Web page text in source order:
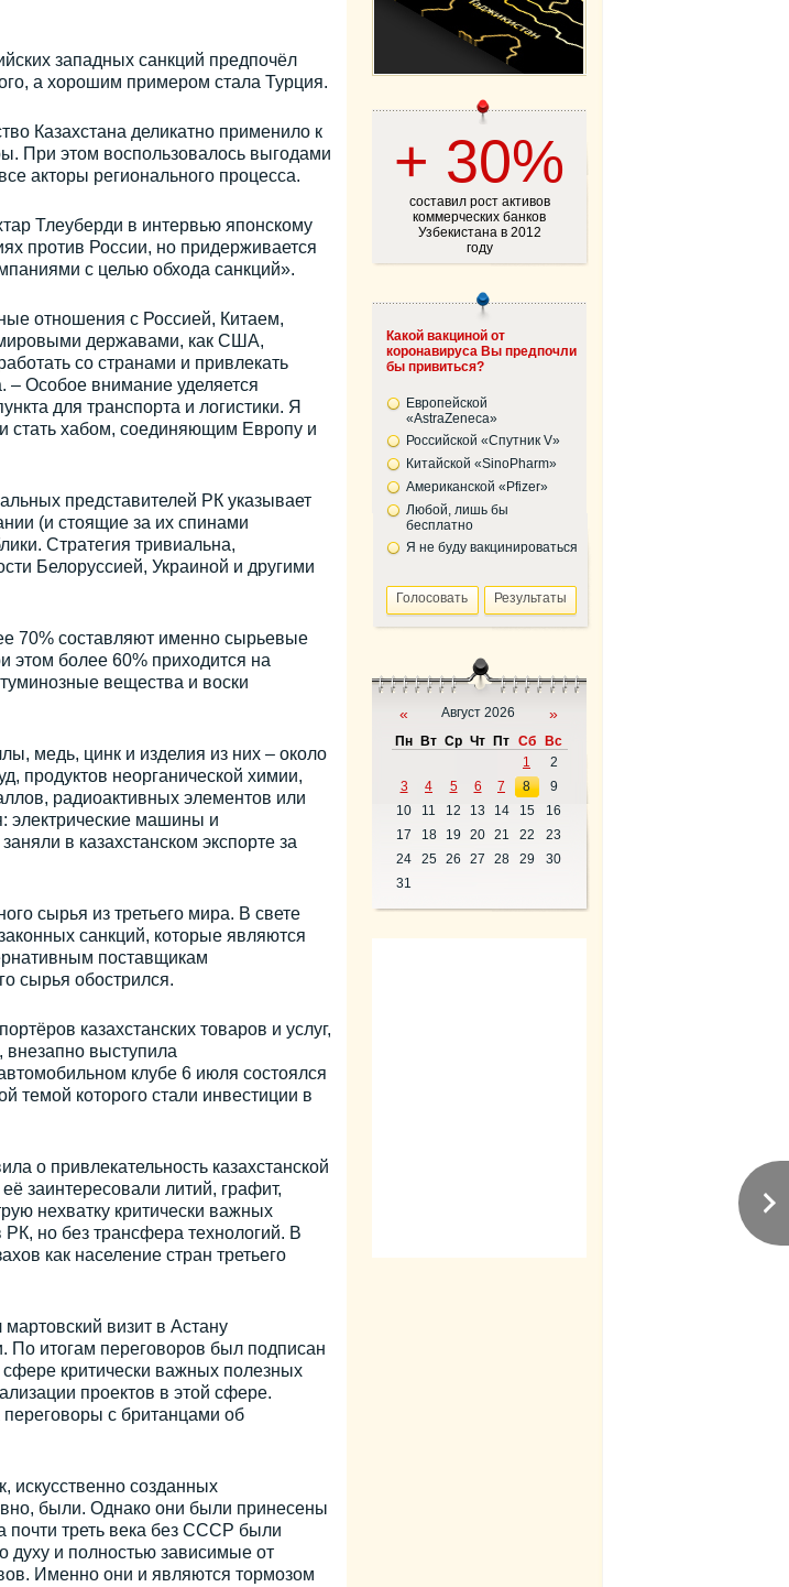
западных санкций предпочёл
а хорошим примером стала Турция.
Казахстана деликатно применило к
При этом воспользовалось выгодами
акторы регионального процесса.
Тлеуберди в интервью японскому
против России, но придерживается
с целью обхода санкций».
отношения с Россией, Китаем,
державами, как США,
со странами и привлекать
– Особое внимание уделяется
для транспорта и логистики. Я
стать хабом, соединяющим Европу и
представителей РК указывает
(и стоящие за их спинами
Стратегия тривиальна,
Белоруссией, Украиной и другими
70% составляют именно сырьевые
этом более 60% приходится на
вещества и воски
медь, цинк и изделия из них – около
продуктов неорганической химии,
радиоактивных элементов или
электрические машины и
в казахстанском экспорте за
сырья из третьего мира. В свете
санкций, которые являются
поставщикам
сырья обострился.
казахстанских товаров и услуг,
внезапно выступила
клубе 6 июля состоялся
темой которого стали инвестиции в
о привлекательность казахстанской
заинтересовали литий, графит,
нехватку критически важных
но без трансфера технологий. В
как население стран третьего
визит в Астану
По итогам переговоров был подписан
критически важных полезных
проектов в этой сфере.
переговоры с британцами об
искусственно созданных
были. Однако они были принесены
почти треть века без СССР были
и полностью зависимые от
Именно они и являются тормозом
+ 30%
составил рост активов
коммерческих банков
Узбекистана в 2012
году
Какой вакциной от
коронавируса Вы предпочли
бы привиться?
Европейской
«AstraZeneca»
Российской «Спутник V»
Китайской «SinoPharm»
Американской «Pfizer»
Любой, лишь бы
бесплатно
Я не буду вакцинироваться
« Август 2026 »
Пн Вт Ср Чт Пт Сб
Вс
1
2
3
4 5 6 7 8
9
10
11 12 13 14 15
16
17
18 19 20 21 22
23
24
25 26 27 28 29
30
31